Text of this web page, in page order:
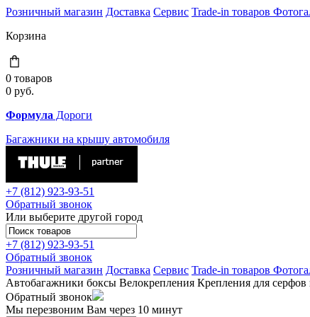
Розничный магазин Доставка Сервис Trade-in товаров
Корзина
0 товаров
0 руб.
Формула Дороги
Багажники на крышу автомобиля
+7 (812) 923-93-51
Обратный звонок
Или выберите другой город
+7 (812) 923-93-51
Обратный звонок
Розничный магазин Доставка Сервис Trade-in товаров
Автобагажники боксы Велокрепления Крепления для серфов
Обратный звонок
Мы перезвоним Вам через 10 минут